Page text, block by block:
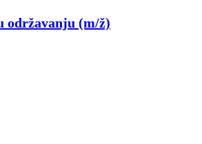
održavanju (m/ž)